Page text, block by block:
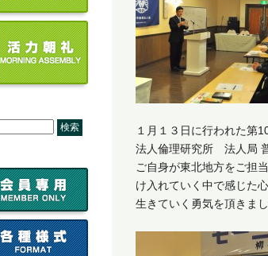
１月１３日に行われた第
法人倫理研究所 法人局
ご自身が東北地方をご担
け入れていく中で感じた
生きていく勇気を頂きまし